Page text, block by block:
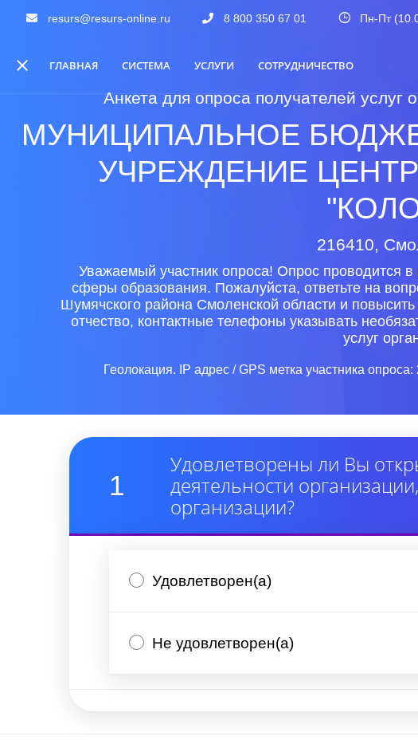
resurs@resurs-online.ru 8 800 350 67 01 Пн-Пт
ГЛАВНАЯ СИСТЕМА УСЛУГИ СОТРУДНИЧЕСТВО
Анкета для опроса получателей услуг
МУНИЦИПАЛЬНОЕ
УЧРЕЖДЕНИЕ
216410,
Уважаемый участник опроса! Опрос проводится
сферы образования. Пожалуйста, ответьте на
Шумячского района Смоленской области и
отчество, контактные телефоны указывать
услуг
Геолокация. IP адрес / GPS метка участника
1
Удовлетворены ли Вы
деятельности
организации?
Удовлетворен(а)
Не удовлетворен(а)